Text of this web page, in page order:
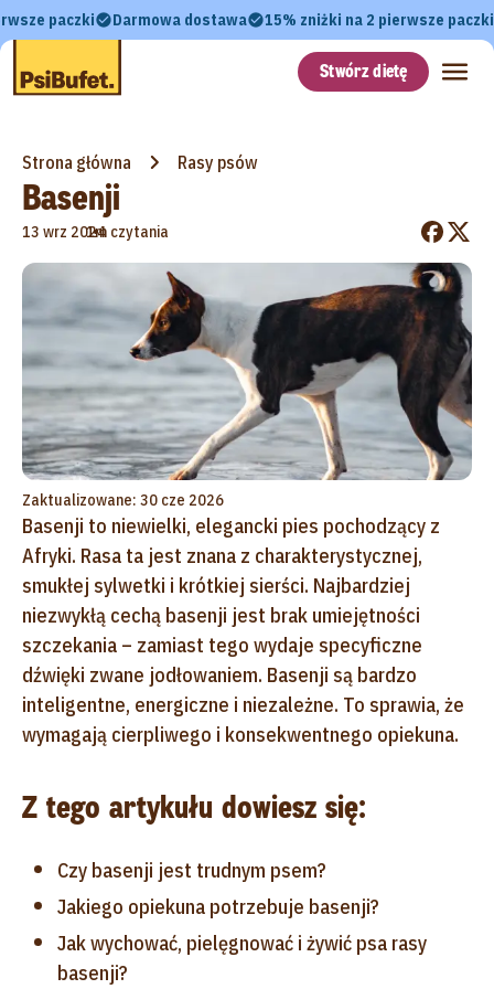
paczki Darmowa dostawa 15% zniżki na 2 pierwsze paczki
Stwórz dietę
Strona główna Rasy psów
Basenji
13 wrz 2024
•
1m czytania
Zaktualizowane: 30 cze 2026
Basenji to niewielki, elegancki pies pochodzący z
Afryki. Rasa ta jest znana z charakterystycznej,
smukłej sylwetki i krótkiej sierści. Najbardziej
niezwykłą cechą basenji jest brak umiejętności
szczekania – zamiast tego wydaje specyficzne
dźwięki zwane jodłowaniem. Basenji są bardzo
inteligentne, energiczne i niezależne. To sprawia, że
wymagają cierpliwego i konsekwentnego opiekuna.
Z tego artykułu dowiesz się:
Czy basenji jest trudnym psem?
Jakiego opiekuna potrzebuje basenji?
Jak wychować, pielęgnować i żywić psa rasy
basenji?